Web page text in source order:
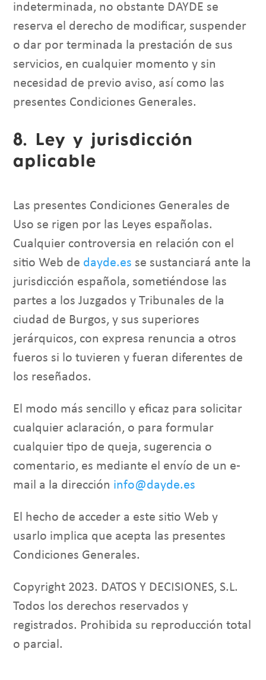
indeterminada, no obstante DAYDE se
reserva el derecho de modificar, suspender
o dar por terminada la prestación de sus
servicios, en cualquier momento y sin
necesidad de previo aviso, así como las
presentes Condiciones Generales.
8. Ley y jurisdicción
aplicable
Las presentes Condiciones Generales de
Uso se rigen por las Leyes españolas.
Cualquier controversia en relación con el
sitio Web de dayde.es se sustanciará ante la
jurisdicción española, sometiéndose las
partes a los Juzgados y Tribunales de la
ciudad de Burgos, y sus superiores
jerárquicos, con expresa renuncia a otros
fueros si lo tuvieren y fueran diferentes de
los reseñados.
El modo más sencillo y eficaz para solicitar
cualquier aclaración, o para formular
cualquier tipo de queja, sugerencia o
comentario, es mediante el envío de un e-
mail a la dirección info@dayde.es
El hecho de acceder a este sitio Web y
usarlo implica que acepta las presentes
Condiciones Generales.
Copyright 2023. DATOS Y DECISIONES, S.L.
Todos los derechos reservados y
registrados. Prohibida su reproducción total
o parcial.